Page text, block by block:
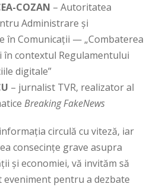
COZAN – Autoritatea
Administrare și
în Comunicații — „Combaterea
contextul Regulamentului
digitale”
– jurnalist TVR, realizator al
Breaking FakeNews
circulă cu viteză, iar
consecințe grave asupra
și economiei, vă invităm să
eveniment pentru a dezbate